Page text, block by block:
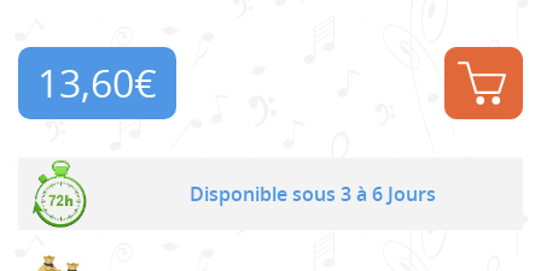
13,60€
Disponible sous 3 à 6 Jours